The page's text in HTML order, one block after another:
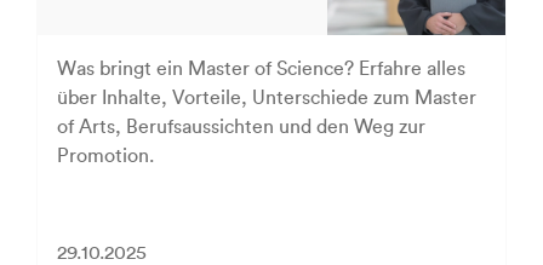
Was bringt ein Master of Science? Erfahre alles
über Inhalte, Vorteile, Unterschiede zum Master
of Arts, Berufsaussichten und den Weg zur
Promotion.
29.10.2025